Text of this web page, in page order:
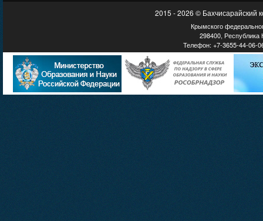
2015 - 2026 © Бахчисарайский
Крымского
298400, Республика
Телефон: +7-3655-44-06-